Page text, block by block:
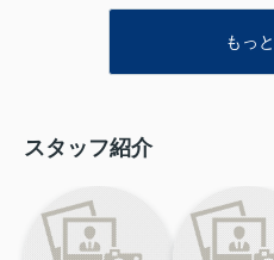
もっ
スタッフ紹介